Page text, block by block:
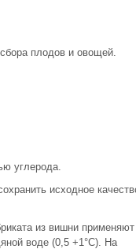
плодов и овощей.
углерода.
исходное
из вишни применяют
воде (0,5 +1°C). На